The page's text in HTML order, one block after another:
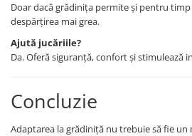
Doar dacă grădinița permite și pentru
despărțirea mai grea.
Ajută jucăriile?
Da. Oferă siguranță, confort și stimulează
Concluzie
Adaptarea la grădiniță nu trebuie să fie